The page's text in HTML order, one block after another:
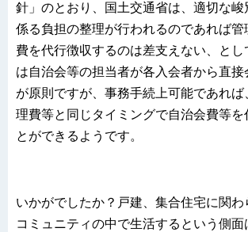
針」のとおり、国土交通省は、適切な峻
係る負担の整理が行われるのであれば管
費を代行徴収するのは差支えない、と
は自治会等の担当者が各入会者から直接
が原則ですが、事務手続上可能であれば
理費等と同じタイミングで自治会費等を
とができるようです。
いかがでしたか？戸建、集合住宅に関
コミュニティの中で生活するという側